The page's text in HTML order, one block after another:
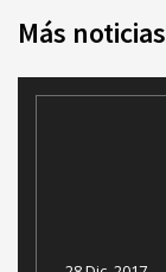
Más noticias